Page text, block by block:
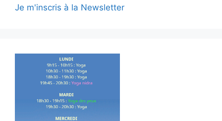
Je m'inscris à la Newsletter